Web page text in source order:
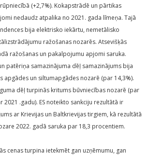
(+2,7%). Kokapstrādē un pārtikas
nedaudz atpalika no 2021. gada līmeņa. Tajā
bija elektrisko iekārtu, nemetālisko
ražošanas nozarēs. Atsevišķās
ražošanas un pakalpojumu apjomi saruka.
patēriņa samazinājuma dēļ samazinājums bija
apgādes un siltumapgādes nozarē (par 14,3%).
dēļ turpinās kritums būvniecības nozarē (par
2021 .gadu). ES noteikto sankciju rezultātā ir
ar Krievijas un Baltkrievijas tirgiem, kā rezultātā
2022. gadā saruka par 18,3 procentiem.
cenas turpina ietekmēt gan uzņēmumu, gan